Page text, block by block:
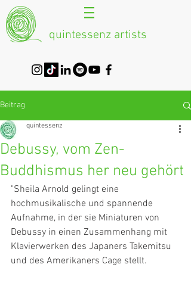
quintessenz artists
Beitrag
Debussy, vom Zen-
Buddhismus her neu gehört
quintessenz
"Sheila Arnold gelingt eine
hochmusikalische und spannende
Aufnahme, in der sie Miniaturen von
Debussy in einen Zusammenhang mit
Klavierwerken des Japaners Takemitsu
und des Amerikaners Cage stellt.